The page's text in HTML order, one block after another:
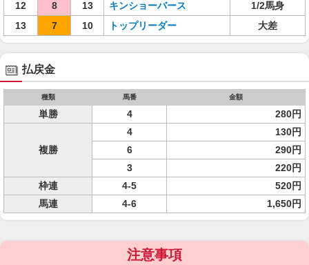
12
8 13 キンショーバース
1/2馬身
13
7 10 トップリーダー 大差
払戻金
種類 馬番 金額
単勝 4 280円
複勝
4
130円
6
290円
3
220円
枠連
4-5
520円
馬連
4-6 1,650円
注意事項